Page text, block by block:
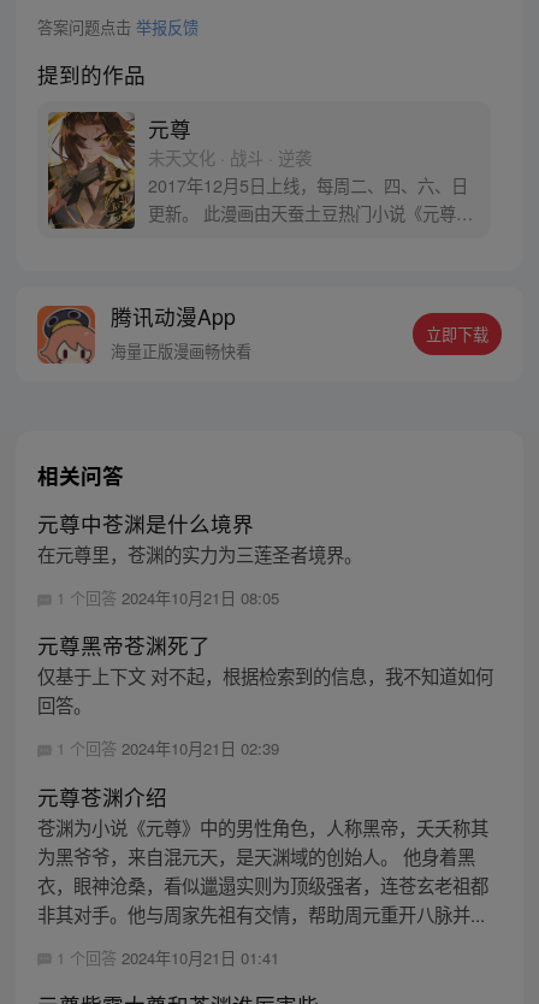
答案问题点击 举报反馈
提到的作品
元尊
未天文化 · 战斗 · 逆袭
2017年12月5日上线，每周二、四、六、日
更新。 此漫画由天蚕土豆热门小说《元尊》
腾讯动漫App
海量正版漫画畅快看
立即下载
相关问答
元尊中苍渊是什么境界
在元尊里，苍渊的实力为三莲圣者境界。
1 个回答 2024年10月21日 08:05
元尊黑帝苍渊死了
仅基于上下文 对不起，根据检索到的信息，我不知道如何
回答。
1 个回答 2024年10月21日 02:39
元尊苍渊介绍
苍渊为小说《元尊》中的男性角色，人称黑帝，夭夭称其
为黑爷爷，来自混元天，是天渊域的创始人。 他身着黑
衣，眼神沧桑，看似邋遢实则为顶级强者，连苍玄老祖都
非其对手。他与周家先祖有交情，帮助周元重开八脉并...
1 个回答 2024年10月21日 01:41